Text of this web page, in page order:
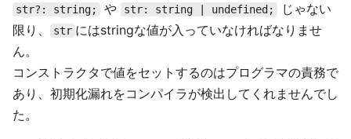
str?: string; や str: string | undefined;
じゃない
限り、
str にはstringな値が入っていなければなりませ
ん。
コンストラクタで値をセットするのはプログラマの責務で
あり、初期化漏れをコンパイラが検出してくれませんでし
た。